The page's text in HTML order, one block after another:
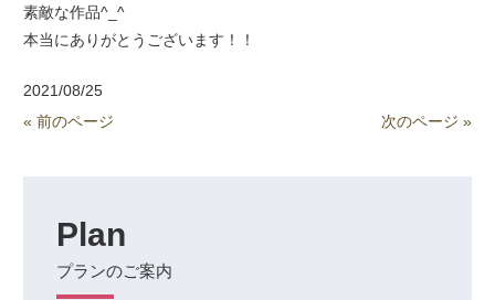
素敵な作品^_^
本当にありがとうございます！！
2021/08/25
« 前のページ
次のページ »
Plan
プランのご案内